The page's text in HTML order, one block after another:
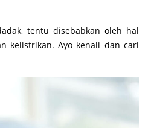
tentu disebabkan oleh hal
kelistrikan. Ayo kenali dan cari